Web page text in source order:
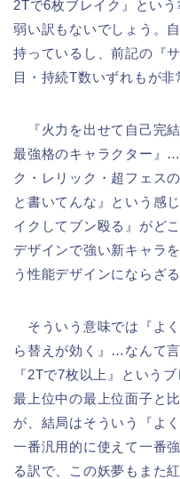
2Tで6枚ブレイク』とい
弱い訳もないでしょう。
持っているし、前記の『
目・持続T数いずれもが非
『火力を出せて自己完
最強格のキャラクター』
ク・レリック・超フェス
と書いてんな』という感
イクしてブン殴る』がど
デザインで強い新キャラ
う性能デザインにならざ
そういう意味では『よ
ら替えが効く』…なんて
『2Tで7枚以上』という
最上位中の最上位面子と
が、結局はそういう『よ
一番汎用的に使えて一番
る訳で、この妖夢もまた